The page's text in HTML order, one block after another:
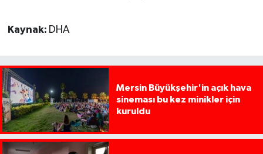
Kaynak: DHA
Mersin Büyükşehir'in açık hava
sineması bu kez minikler için
kuruldu